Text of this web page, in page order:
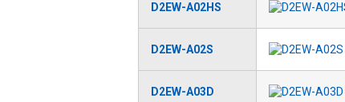
D2EW-A02HS
D2EW-A02S
D2EW-A03D